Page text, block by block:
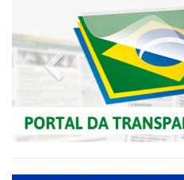
Previous